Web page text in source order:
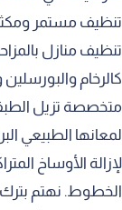
تنظيف مستمر
تنظيف منازل
كالرخام
متخصصة تزيل
لمعانها الطبيعي
لإزالة الأوساخ
الخطوط. نهتم